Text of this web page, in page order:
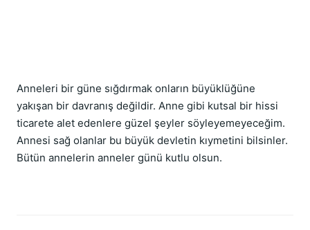
Anneleri bir güne sığdırmak onların büyüklüğüne
yakışan bir davranış değildir. Anne gibi kutsal bir hissi
ticarete alet edenlere güzel şeyler söyleyemeyeceğim.
Annesi sağ olanlar bu büyük devletin kıymetini bilsinler.
Bütün annelerin anneler günü kutlu olsun.